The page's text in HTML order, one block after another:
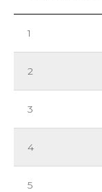
1
2
3
4
5